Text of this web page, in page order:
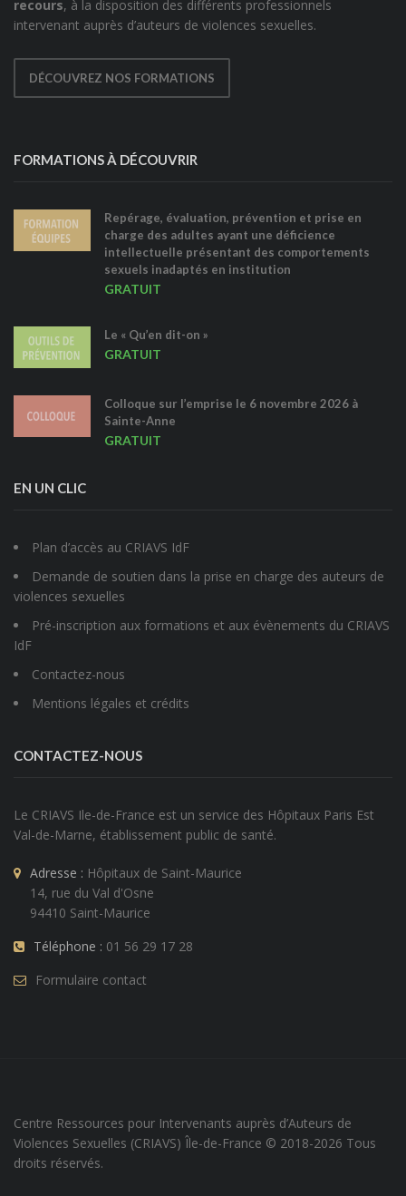
recours, à la disposition des différents professionnels
intervenant auprès d’auteurs de violences sexuelles.
DÉCOUVREZ NOS FORMATIONS
FORMATIONS À DÉCOUVRIR
Repérage, évaluation, prévention et prise en
charge des adultes ayant une déficience
intellectuelle présentant des comportements
sexuels inadaptés en institution
GRATUIT
Le « Qu’en dit-on »
GRATUIT
Colloque sur l’emprise le 6 novembre 2026 à
Sainte-Anne
GRATUIT
EN UN CLIC
Plan d’accès au CRIAVS IdF
Demande de soutien dans la prise en charge des auteurs de
violences sexuelles
Pré-inscription aux formations et aux évènements du CRIAVS
IdF
Contactez-nous
Mentions légales et crédits
CONTACTEZ-NOUS
Le CRIAVS Ile-de-France est un service des Hôpitaux Paris Est
Val-de-Marne, établissement public de santé.
Adresse : Hôpitaux de Saint-Maurice
14, rue du Val d'Osne
94410 Saint-Maurice
Téléphone : 01 56 29 17 28
Formulaire contact
Centre Ressources pour Intervenants auprès d’Auteurs de
Violences Sexuelles (CRIAVS) Île-de-France © 2018-2026 Tous
droits réservés.